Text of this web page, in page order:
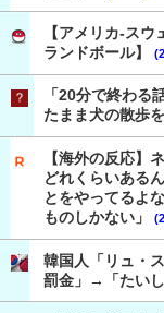
【アメリカ-ス
ランドボール】
「20分で終わる
たまま犬の散歩
【海外の反応】
どれくらいある
とをやってるよ
ものしかない」
韓国人「リュ・
罰金」→「たい